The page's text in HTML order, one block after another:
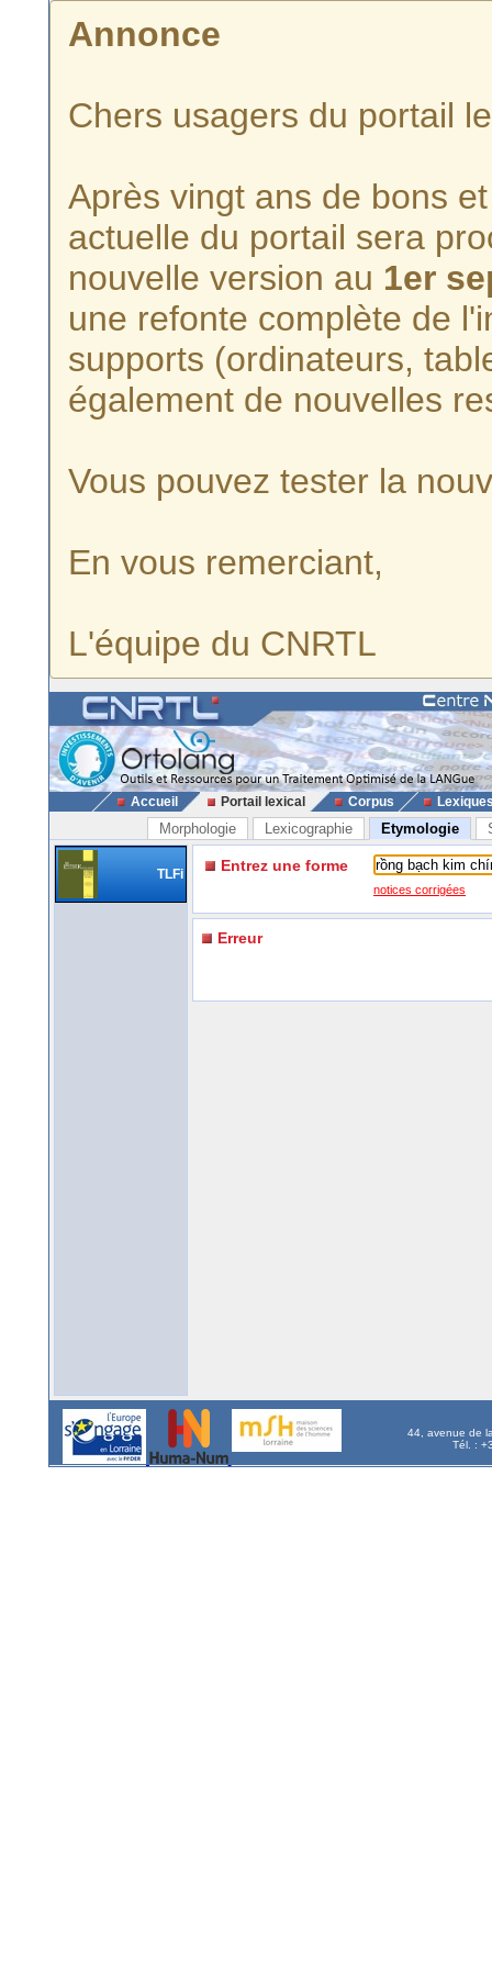
Annonce
Chers usagers du portail
Après vingt ans de bons
actuelle du portail sera
nouvelle version au 1er
une refonte complète de
supports (ordinateurs,
également de nouvelles
Vous pouvez tester la
En vous remerciant,
L'équipe du CNRTL
Accueil Portail lexical Corpus
Morphologie Lexicographie Etymologie
TLFi Entrez une forme
notices corrigées
Erreur
44, avenue de
Tél. :